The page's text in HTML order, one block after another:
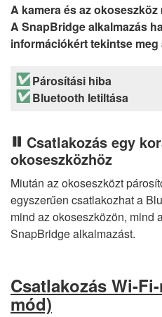
A kamera és az
A SnapBridge alkalmazás
információkért tekintse
Párosítási hiba
Bluetooth letiltása
Csatlakozás egy
okoseszközhöz
Miután az okoseszközt
egyszerűen csatlakozhat a
mind az okoseszközön, mind
SnapBridge alkalmazást.
Csatlakozás Wi-
mód)